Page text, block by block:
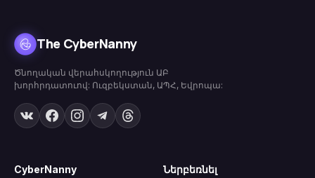
The CyberNanny
Ծնողական վերահսկողություն ԱԲ
խորհրդատուով: Ուզբեկստան, ԱՊՀ, Եվրոպա:
CyberNanny Ներբեռնել